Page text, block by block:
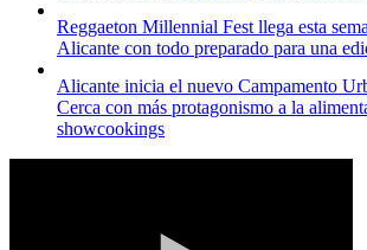
Reggaeton Millennial Fest llega esta
Alicante con todo preparado para una
Alicante inicia el nuevo Campamento
Cerca con más protagonismo a la
showcookings